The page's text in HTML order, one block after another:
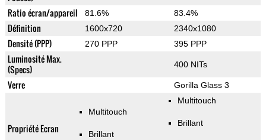
Ratio écran/appareil
81.6% 83.4%
Définition 1600x720 2340x1080
Densité (PPP) 270 PPP 395 PPP
Luminosité Max.
(Specs)
400 NITs
Verre Gorilla Glass 3
Propriété Ecran
Multitouch
Brillant
Multitouch
Brillant